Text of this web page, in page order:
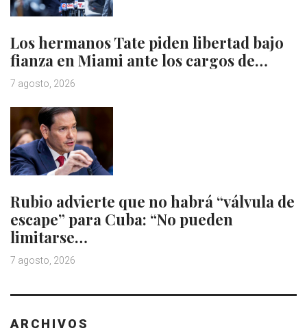
Los hermanos Tate piden libertad bajo
fianza en Miami ante los cargos de…
7 agosto, 2026
Rubio advierte que no habrá “válvula de
escape” para Cuba: “No pueden
limitarse…
7 agosto, 2026
ARCHIVOS